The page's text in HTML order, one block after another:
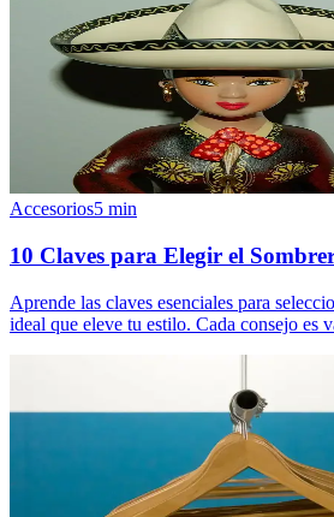
Accesorios5 min
10 Claves para Elegir el
Aprende las claves esenciales para
ideal que eleve tu estilo. Cada consejo es